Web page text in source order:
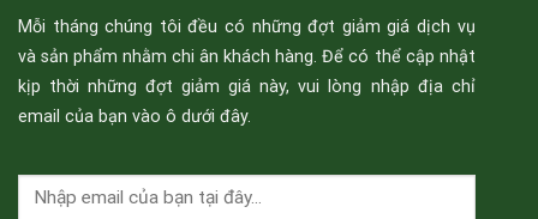
Mỗi tháng chúng tôi đều có những đợt giảm giá dịch vụ
và sản phẩm nhằm chi ân khách hàng. Để có thể cập nhật
kịp thời những đợt giảm giá này, vui lòng nhập địa chỉ
email của bạn vào ô dưới đây.